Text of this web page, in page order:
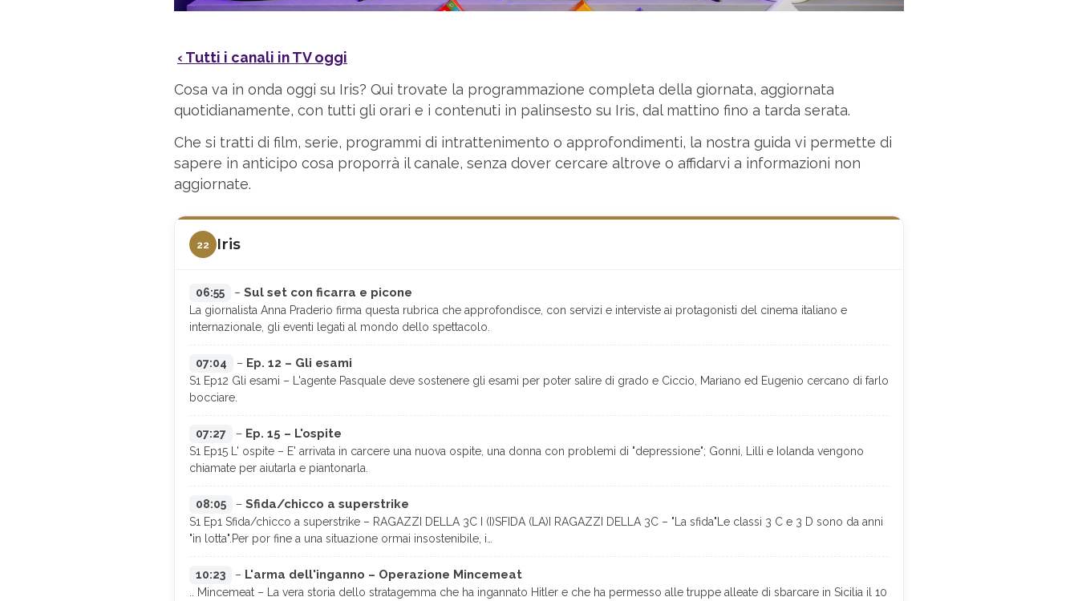
‹ Tutti i canali in TV oggi
Cosa va in onda oggi su Iris? Qui trovate la programmazione completa della giornata, aggiornata
quotidianamente, con tutti gli orari e i contenuti in palinsesto su Iris, dal mattino fino a tarda serata.
Che si tratti di film, serie, programmi di intrattenimento o approfondimenti, la nostra guida vi permette di
sapere in anticipo cosa proporrà il canale, senza dover cercare altrove o affidarvi a informazioni non
aggiornate.
22 Iris
06:55 – Sul set con ficarra e picone
La giornalista Anna Praderio firma questa rubrica che approfondisce, con servizi e interviste ai protagonisti del cinema italiano e
internazionale, gli eventi legati al mondo dello spettacolo.
07:04 – Ep. 12 – Gli esami
S1 Ep12 Gli esami – L'agente Pasquale deve sostenere gli esami per poter salire di grado e Ciccio, Mariano ed Eugenio cercano di farlo
bocciare.
07:27 – Ep. 15 – L'ospite
S1 Ep15 L' ospite – E' arrivata in carcere una nuova ospite, una donna con problemi di "depressione"; Gonni, Lilli e Iolanda vengono
chiamate per aiutarla e piantonarla.
08:05 – Sfida/chicco a superstrike
S1 Ep1 Sfida/chicco a superstrike – RAGAZZI DELLA 3C I (I)SFIDA (LA)I RAGAZZI DELLA 3C – "La sfida"Le classi 3 C e 3 D sono da anni
"in lotta".Per por fine a una situazione ormai insostenibile, i…
10:23 – L'arma dell'inganno – Operazione Mincemeat
.. Mincemeat – La vera storia dello stratagemma che ha ingannato Hitler e che ha permesso alle truppe alleate di sbarcare in Sicilia il 10